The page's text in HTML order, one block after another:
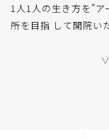
1人1人の生き方を”
所を目指 して開院い